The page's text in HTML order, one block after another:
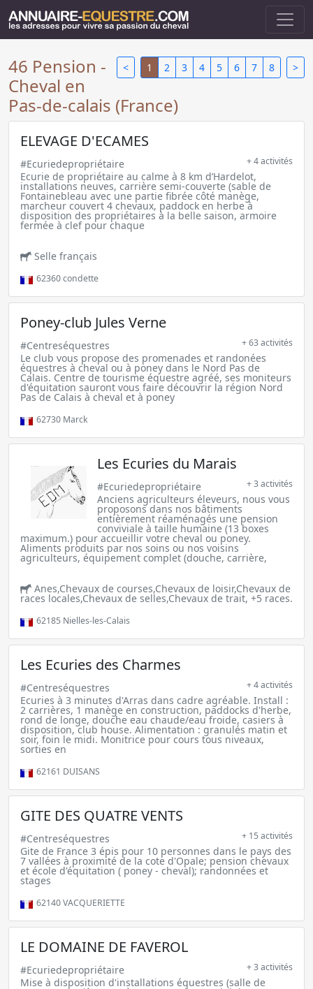
< 1 2 3 4 5 6 7 8 >
46 Pension -
Cheval en
Pas-de-calais (France)
ELEVAGE D'ECAMES
#Ecuriedepropriétaire + 4 activités
Ecurie de propriétaire au calme à 8 km d’Hardelot,
installations neuves, carrière semi-couverte (sable de
Fontainebleau avec une partie fibrée côté manège,
marcheur couvert 4 chevaux, paddock en herbe à
disposition des propriétaires à la belle saison, armoire
fermée à clef pour chaque
Selle français
62360condette
Poney-club Jules Verne
#Centreséquestres + 63 activités
Le club vous propose des promenades et randonées
équestres à cheval ou à poney dans le Nord Pas de
Calais. Centre de tourisme équestre agréé, ses moniteurs
d'équitation sauront vous faire découvrir la région Nord
Pas de Calais à cheval et à poney
62730 Marck
Les Ecuries du Marais
#Ecuriedepropriétaire + 3 activités
Anciens agriculteurs éleveurs, nous vous
proposons dans nos bâtiments
entièrement réaménagés une pension
conviviale à taille humaine (13 boxes
maximum.) pour accueillir votre cheval ou poney.
Aliments produits par nos soins ou nos voisins
agriculteurs, équipement complet (douche, carrière,
Anes,Chevaux de courses,Chevaux de loisir,Chevaux de
races locales,Chevaux de selles,Chevaux de trait, +5 races.
62185 Nielles-les-Calais
Les Ecuries des Charmes
#Centreséquestres + 4 activités
Ecuries à 3 minutes d'Arras dans cadre agréable. Install :
2 carrières, 1 manège en construction, paddocks d'herbe,
rond de longe, douche eau chaude/eau froide, casiers à
disposition, club house. Alimentation : granulés matin et
soir, foin le midi. Monitrice pour cours tous niveaux,
sorties en
62161 DUISANS
GITE DES QUATRE VENTS
#Centreséquestres + 15 activités
Gite de France 3 épis pour 10 personnes dans le pays des
7 vallées à proximité de la cote d'Opale; pension chevaux
et école d'équitation ( poney - cheval); randonnées et
stages
62140VACQUERIETTE
LE DOMAINE DE FAVEROL
#Ecuriedepropriétaire + 3 activités
Mise à disposition d'installations équestres (salle de